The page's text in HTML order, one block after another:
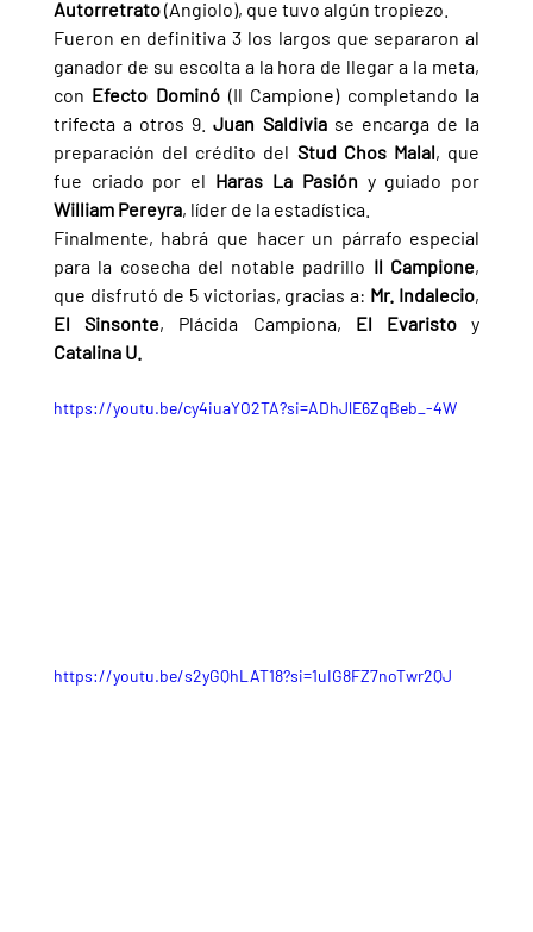
Autorretrato (Angiolo), que tuvo algún tropiezo.
Fueron en definitiva 3 los largos que separaron al
ganador de su escolta a la hora de llegar a la meta,
con Efecto Dominó (Il Campione) completando la
trifecta a otros 9. Juan Saldivia se encarga de la
preparación del crédito del Stud Chos Malal, que
fue criado por el Haras La Pasión
William Pereyra, líder de la estadística.
Finalmente, habrá que hacer un párrafo especial
para la cosecha del notable padrillo Il Campione,
que disfrutó de 5 victorias, gracias a: Mr. Indalecio
El Sinsonte, Plácida Campiona, El Evaristo
Catalina U.
https://youtu.be/cy4iuaYO2TA?si=ADhJlE6ZqBeb_-4W
https://youtu.be/s2yGQhLAT18?si=1uIG8FZ7noTwr2QJ